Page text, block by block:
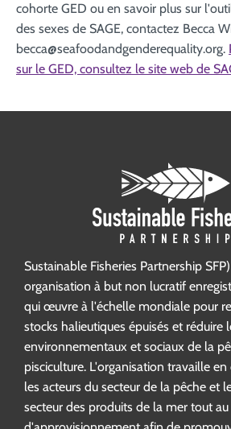
cohorte GED ou en savoir plus sur
des sexes de SAGE, contactez Becca
becca@seafoodandgenderequality.org.
sur le GED, consultez le site web de
Sustainable Fisheries Partnership
organisation à but non lucratif
qui œuvre à l'échelle mondiale pour
stocks halieutiques épuisés et réduire
environnementaux et sociaux de la
pisciculture. L'organisation travaille
les acteurs du secteur de la pêche et
secteur des produits de la mer tout